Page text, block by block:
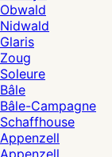
Obwald
Nidwald
Glaris
Zoug
Soleure
Bâle
Bâle-Campagne
Schaffhouse
Appenzell
Appenzell